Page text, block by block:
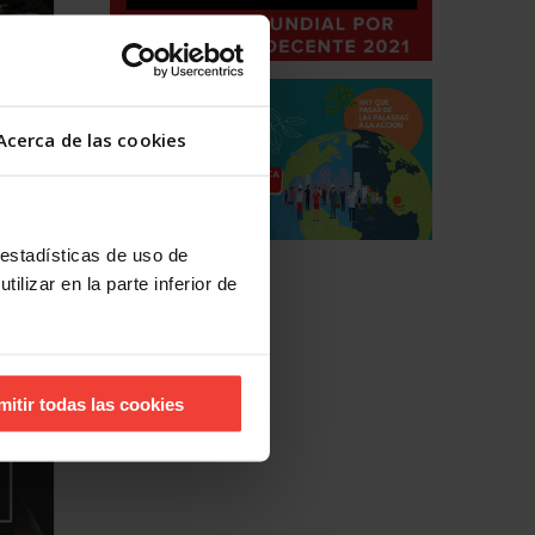
de las cookies
de uso de
en la parte inferior de
todas las cookies